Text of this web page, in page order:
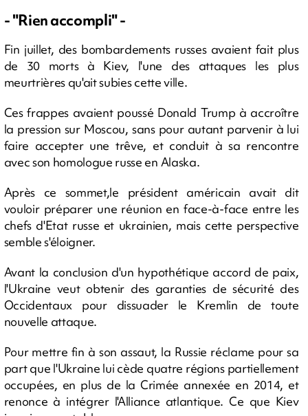
- "Rien accompli" -
Fin juillet, des bombardements russes avaient fait plus
de 30 morts à Kiev, l'une des attaques les plus
meurtrières qu'ait subies cette ville.
Ces frappes avaient poussé Donald Trump à accroître
la pression sur Moscou, sans pour autant parvenir à lui
faire accepter une trêve, et conduit à sa rencontre
avec son homologue russe en Alaska.
Après ce sommet,le président américain avait dit
vouloir préparer une réunion en face-à-face entre les
chefs d'Etat russe et ukrainien, mais cette perspective
semble s'éloigner.
Avant la conclusion d'un hypothétique accord de paix,
l'Ukraine veut obtenir des garanties de sécurité des
Occidentaux pour dissuader le Kremlin de toute
nouvelle attaque.
Pour mettre fin à son assaut, la Russie réclame pour sa
part que l'Ukraine lui cède quatre régions partiellement
occupées, en plus de la Crimée annexée en 2014, et
renonce à intégrer l'Alliance atlantique. Ce que Kiev